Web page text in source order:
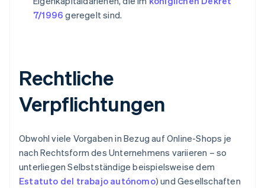
7/1996 geregelt sind.
Rechtliche
Verpflichtungen
Obwohl viele Vorgaben in Bezug auf Online-Shops je
nach Rechtsform des Unternehmens variieren – so
unterliegen Selbstständige beispielsweise dem
Estatuto del trabajo autónomo) und Gesellschaften